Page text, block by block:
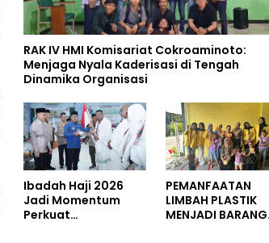
RAK IV HMI Komisariat Cokroaminoto:
Menjaga Nyala Kaderisasi di Tengah
Dinamika Organisasi
Ibadah Haji 2026
Jadi Momentum
Perkuat
PEMANFAATAN
LIMBAH PLASTIK
MENJADI BARANG